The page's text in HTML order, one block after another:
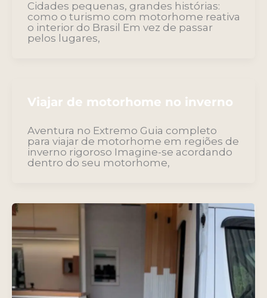
Cidades pequenas, grandes histórias:
como o turismo com motorhome reativa
o interior do Brasil Em vez de passar
pelos lugares,
Viajar de motorhome no inverno
Aventura no Extremo Guia completo
para viajar de motorhome em regiões de
inverno rigoroso Imagine-se acordando
dentro do seu motorhome,